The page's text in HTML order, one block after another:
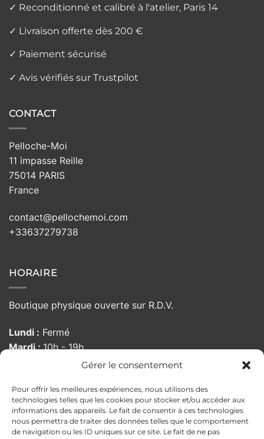
Gérer le consentement
Pour offrir les meilleures expériences, nous utilisons des
technologies telles que les cookies pour stocker et/ou accéder aux
informations des appareils. Le fait de consentir à ces technologies
nous permettra de traiter des données telles que le comportement
de navigation ou les ID uniques sur ce site. Le fait de ne pas
✓ Reconditionné et calibré à l'atelier, Paris 14
✓ Livraison offerte dès 200 €
✓ Paiement sécurisé
✓ Avis vérifiés sur Trustpilot
CONTACT
Pelloche-Moi
11 impasse Reille
75014 PARIS
France
contact@pellochemoi.com
+33637279738
HORAIRE
Boutique physique ouverte sur R.D.V.
Lundi : Fermé
Mardi :10h - 19h
10h - 19h
Vendredi :10:00 - 19h
Samedi :10h - 19h
Dimanche :Fermé